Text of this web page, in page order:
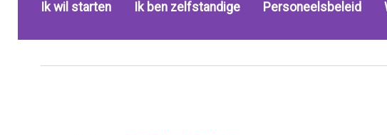
Ik wil starten Ik ben zelfstandige Personeelsbeleid